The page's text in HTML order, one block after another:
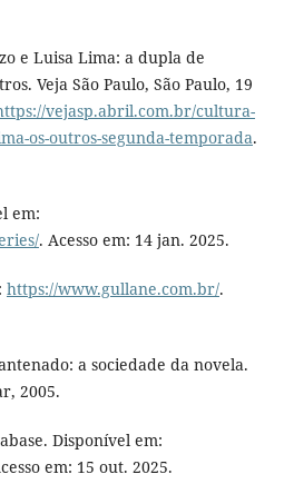
e Luisa Lima: a dupla de
Veja São Paulo, São Paulo, 19
vejasp.abril.com.br/cultura-
os-outros-segunda-temporada.
em:
. Acesso em: 14 jan. 2025.
https://www.gullane.com.br/.
a sociedade da novela.
2005.
Disponível em:
em: 15 out. 2025.